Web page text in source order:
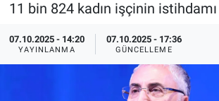
11 bin 824 kadın işçinin
07.10.2025 - 14:20
YAYINLANMA
07.10.2025 - 17:36
GÜNCELLEME
Dünya
İlçeler